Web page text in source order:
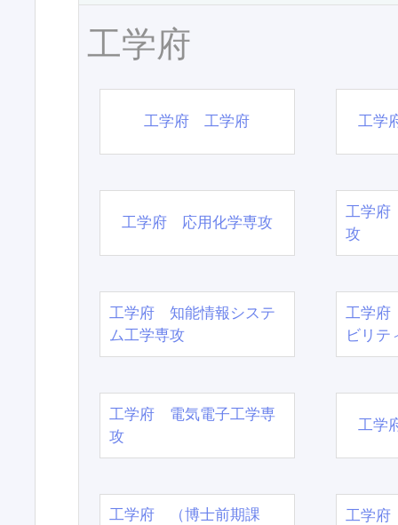
工学府
工学府 工学府 工学
工学府 応用化学専攻
工学府
攻
工学府 知能情報システ
ム工学専攻
工学府
ビリテ
工学府 電気電子工学専
攻
工学
工学府 （博士前期課
工学